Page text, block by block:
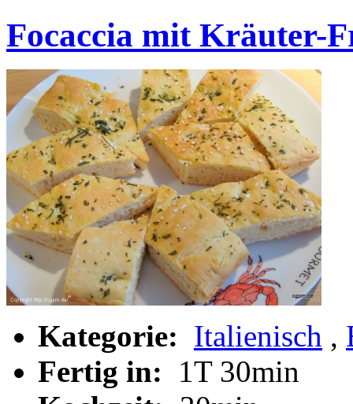
Focaccia mit Kräuter-
Kategorie: Italienisch ,
Fertig in:
1T 30min